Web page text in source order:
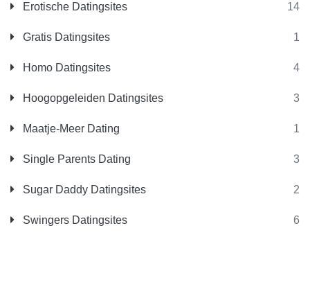
Erotische Datingsites 14
Gratis Datingsites 1
Homo Datingsites 4
Hoogopgeleiden Datingsites 3
Maatje-Meer Dating 1
Single Parents Dating 3
Sugar Daddy Datingsites 2
Swingers Datingsites 6